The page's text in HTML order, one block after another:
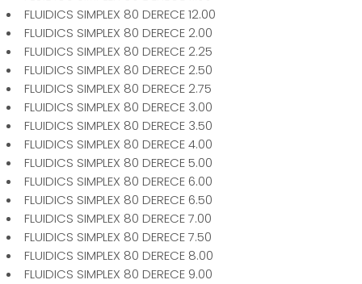
FLUIDICS SIMPLEX 80 DERECE 12.00
FLUIDICS SIMPLEX 80 DERECE 2.00
FLUIDICS SIMPLEX 80 DERECE 2.25
FLUIDICS SIMPLEX 80 DERECE 2.50
FLUIDICS SIMPLEX 80 DERECE 2.75
FLUIDICS SIMPLEX 80 DERECE 3.00
FLUIDICS SIMPLEX 80 DERECE 3.50
FLUIDICS SIMPLEX 80 DERECE 4.00
FLUIDICS SIMPLEX 80 DERECE 5.00
FLUIDICS SIMPLEX 80 DERECE 6.00
FLUIDICS SIMPLEX 80 DERECE 6.50
FLUIDICS SIMPLEX 80 DERECE 7.00
FLUIDICS SIMPLEX 80 DERECE 7.50
FLUIDICS SIMPLEX 80 DERECE 8.00
FLUIDICS SIMPLEX 80 DERECE 9.00